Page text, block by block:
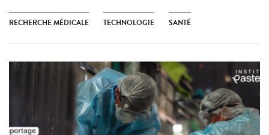
RECHERCHE MÉDICALE TECHNOLOGIE SANTÉ